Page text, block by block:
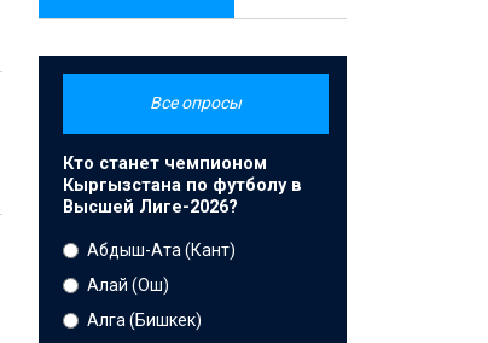
Все опросы
Кто станет чемпионом
Кыргызстана по футболу в
Высшей Лиге-2026?
Абдыш-Ата (Кант)
Алай (Ош)
Алга (Бишкек)